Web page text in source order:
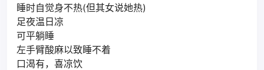
睡时自觉身不热(但其女说她热)
足夜温日凉
可平躺睡
左手臂酸麻以致睡不着
口渴有，喜凉饮